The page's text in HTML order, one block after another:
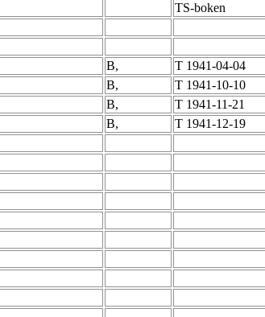
TS-boken
B, T 1941-04-04
B, T 1941-10-10
B, T 1941-11-21
B, T 1941-12-19